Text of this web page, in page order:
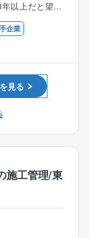
とが可能で
ので、やる
く環境が用
ミアムフラ
タイムの導
でいます。
！
を真剣に考
のある人
工事元請を
設備
工事の管理業
、スタジア
リアとの共同
以上だと望ま
験
事経験
企業
見る
施工管理/東